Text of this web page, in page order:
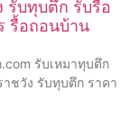
รับทุบตึก รับรื้อ
รื้อถอนบ้าน
รับเหมาทุบตึก
ชวัง รับทุบตึก ราคา